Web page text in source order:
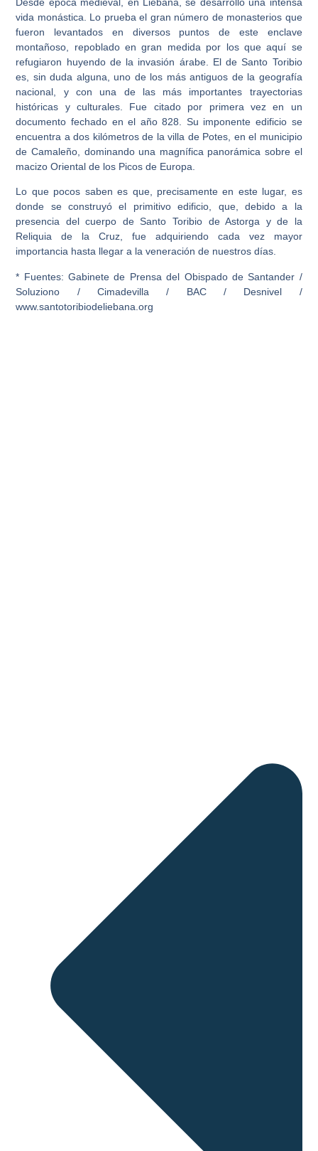
vida monástica. Lo prueba el gran número de monasterios que
fueron levantados en diversos puntos de este enclave
montañoso, repoblado en gran medida por los que aquí se
refugiaron huyendo de la invasión árabe. El de Santo Toribio
es, sin duda alguna, uno de los más antiguos de la geografía
nacional, y con una de las más importantes trayectorias
históricas y culturales. Fue citado por primera vez en un
documento fechado en el año 828. Su imponente edificio se
encuentra a dos kilómetros de la villa de Potes, en el municipio
de Camaleño, dominando una magnífica panorámica sobre el
macizo Oriental de los Picos de Europa.
Lo que pocos saben es que, precisamente en este lugar, es
donde se construyó el primitivo edificio, que, debido a la
presencia del cuerpo de Santo Toribio de Astorga y de la
Reliquia de la Cruz, fue adquiriendo cada vez mayor
importancia hasta llegar a la veneración de nuestros días.
* Fuentes: Gabinete de Prensa del Obispado de Santander /
Soluziono / Cimadevilla / BAC / Desnivel /
www.santotoribiodeliebana.org